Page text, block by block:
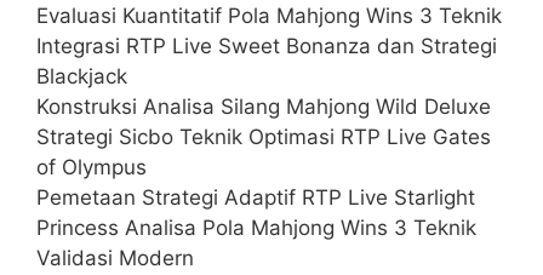
Evaluasi Kuantitatif Pola Mahjong Wins 3 Teknik
Integrasi RTP Live Sweet Bonanza dan Strategi
Blackjack
Konstruksi Analisa Silang Mahjong Wild Deluxe
Strategi Sicbo Teknik Optimasi RTP Live Gates
of Olympus
Pemetaan Strategi Adaptif RTP Live Starlight
Princess Analisa Pola Mahjong Wins 3 Teknik
Validasi Modern